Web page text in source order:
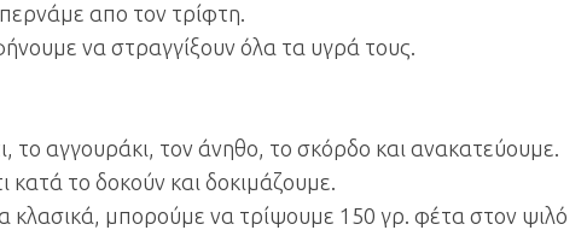
απο τον τρίφτη.
να στραγγίξουν όλα τα υγρά τους.
το αγγουράκι, τον άνηθο, το σκόρδο και ανακατεύουμε.
κατά το δοκούν και δοκιμάζουμε.
κλασικά, μπορούμε να τρίψουμε 150 γρ. φέτα στον ψιλό